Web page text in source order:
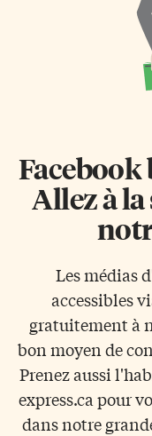
Facebook
Allez à la
Les médias
accessibles
gratuitement à
bon moyen de
Prenez aussi
express.ca pour
dans notre